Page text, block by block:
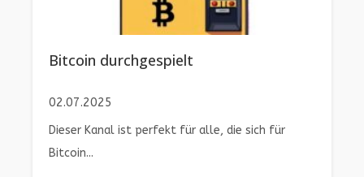
Bitcoin durchgespielt
02.07.2025
Dieser Kanal ist perfekt für alle, die sich für
Bitcoin...